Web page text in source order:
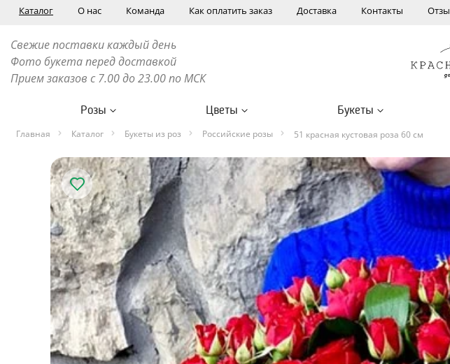
Каталог О нас Команда Как оплатить заказ Доставка Контакты
Свежие поставки каждый день
Фото букета перед доставкой
Прием заказов с 7.00 до 23.00 по МСК
Розы Цветы Букеты
Главная Каталог Букеты из роз Российские розы 51 красная кустовая роза 60 см